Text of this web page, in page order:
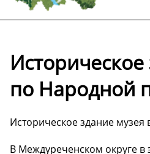
по Народной
Историческое здание
В Междуреченском округе в